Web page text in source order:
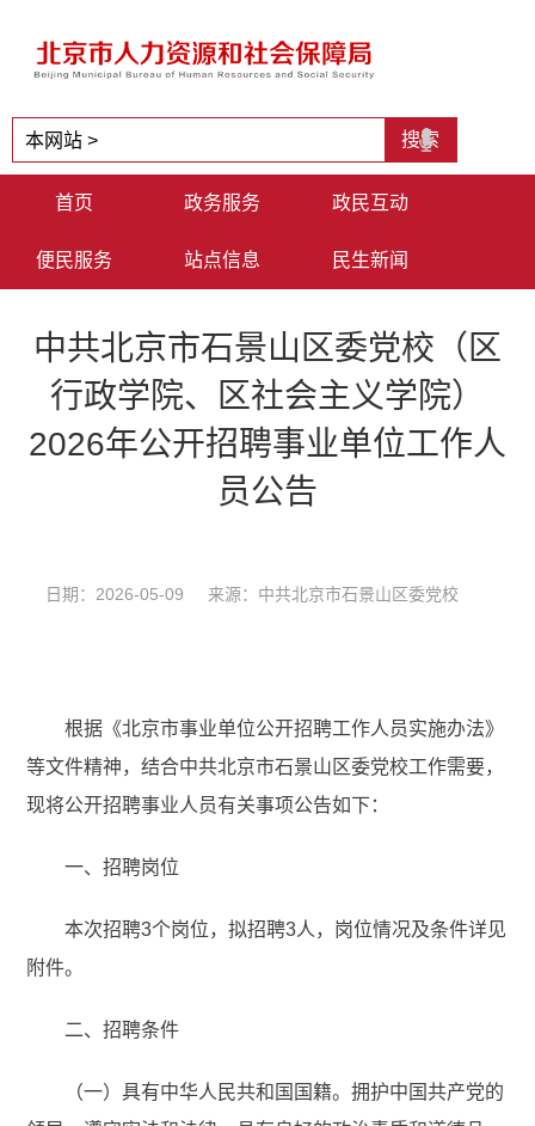
首页 政务服务 政民互动
便民服务 站点信息 民生新闻
中共北京市石景山区委党校（区
行政学院、区社会主义学院）
2026年公开招聘事业单位工作人
员公告
日期：2026-05-09 来源：中共北京市石景山区委党校
根据《北京市事业单位公开招聘工作人员实施办法》
等文件精神，结合中共北京市石景山区委党校工作需要，
现将公开招聘事业人员有关事项公告如下：
一、招聘岗位
本次招聘3个岗位，拟招聘3人，岗位情况及条件详见
附件。
二、招聘条件
（一）具有中华人民共和国国籍。拥护中国共产党的